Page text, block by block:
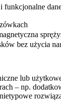
funkcjonalne
bez użycia
lub
– np.